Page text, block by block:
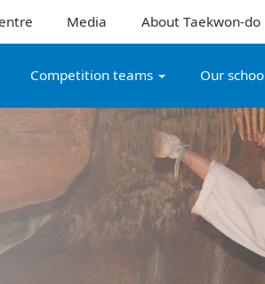
Media About Taekwon-do
Competition teams Our